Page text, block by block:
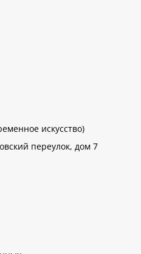
искусство)
переулок, дом 7